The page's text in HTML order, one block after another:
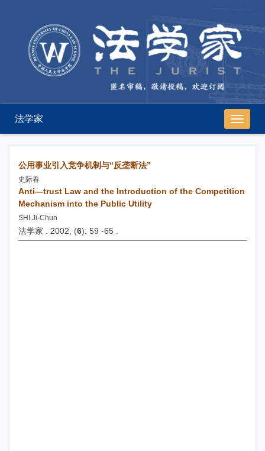
导
航
切
法学家
公用事业引入竞争机制与“反垄断法”
史际春
Anti—trust Law and the Introduction of the Competition
Mechanism into the Public Utility
SHI Ji-Chun
法学家 . 2002, (6): 59 -65 .